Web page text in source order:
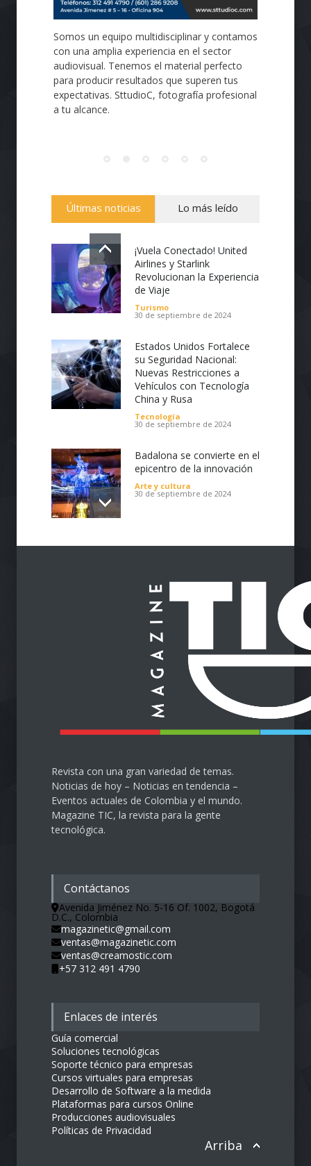
Somos un equipo multidisciplinar y contamos
con una amplia experiencia en el sector
audiovisual. Tenemos el material perfecto
para producir resultados que superen tus
expectativas. SttudioC, fotografía profesional
a tu alcance.
Últimas noticias Lo más leído
¡Vuela Conectado! United
Airlines y Starlink
Revolucionan la Experiencia
de Viaje
Turismo
30 de septiembre de 2024
Estados Unidos Fortalece
su Seguridad Nacional:
Nuevas Restricciones a
Vehículos con Tecnología
China y Rusa
Tecnología
30 de septiembre de 2024
Badalona se convierte en el
epicentro de la innovación
Arte y cultura
30 de septiembre de 2024
Impulsa tu Negocio con
llega al Cesar
Emprendimiento
28 de septiembre de 2024
Protegiendo nuestra visión
en la era digital
Salud 28 de septiembre de 2024
Revista con una gran variedad de temas.
Noticias de hoy – Noticias en tendencia –
Eventos actuales de Colombia y el mundo.
Magazine TIC, la revista para la gente
tecnológica.
Contáctanos
Avenida Jiménez No. 5-16 Of. 1002, Bogotá
D.C., Colombia
magazinetic@gmail.com
ventas@magazinetic.com
ventas@creamostic.com
+57 312 491 4790
Enlaces de interés
Guía comercial
Soluciones tecnológicas
Soporte técnico para empresas
Cursos virtuales para empresas
Desarrollo de Software a la medida
Plataformas para cursos Online
Producciones audiovisuales
Políticas de Privacidad
Arriba